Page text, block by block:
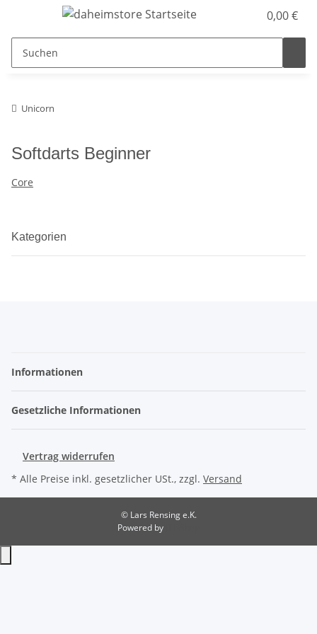
0,00 €
Unicorn
Softdarts Beginner
Core
Kategorien
Informationen
Gesetzliche Informationen
Vertrag widerrufen
* Alle Preise inkl. gesetzlicher USt., zzgl. Versand
© Lars Rensing e.K.
Powered by